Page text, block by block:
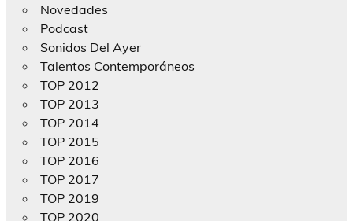
Novedades
Podcast
Sonidos Del Ayer
Talentos Contemporáneos
TOP 2012
TOP 2013
TOP 2014
TOP 2015
TOP 2016
TOP 2017
TOP 2019
TOP 2020